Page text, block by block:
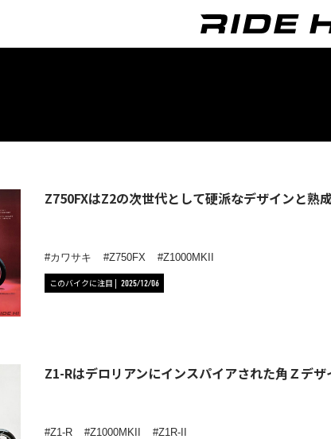
Z750FXはZ2の次世代として硬派なデザインと熟
カワサキ Z750FX Z1000MKII
このバイクに注目 2025/12/06
Z1-Rはデロリアンにインスパイアされた角Ｚデザ
Z1-R Z1000MKII Z1R-II